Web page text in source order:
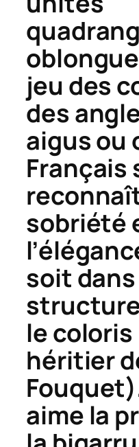
jeu des
des
aigus ou
Français
sobriété
soit
le coloris
héritier
aime la